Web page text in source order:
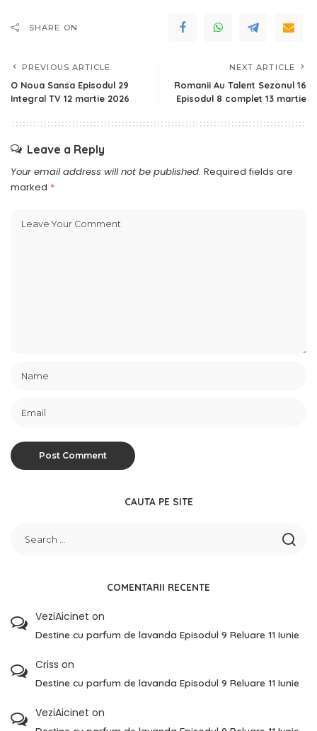
SHARE ON
PREVIOUS ARTICLE
O Noua Sansa Episodul 29
Integral TV 12 martie 2026
NEXT ARTICLE
Romanii Au Talent Sezonul 16
Episodul 8 complet 13 martie
Leave a Reply
Your email address will not be published. Required fields are
marked *
CAUTA PE SITE
COMENTARII RECENTE
VeziAicinet on
Destine cu parfum de lavanda Episodul 9 Reluare 11 Iunie
Criss on
Destine cu parfum de lavanda Episodul 9 Reluare 11 Iunie
VeziAicinet on